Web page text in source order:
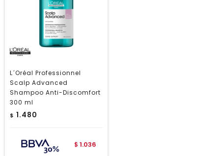
L´Oréal Professionnel
Scalp Advanced
Shampoo Anti-Discomfort
300 ml
$ 1.480
$ 1.036